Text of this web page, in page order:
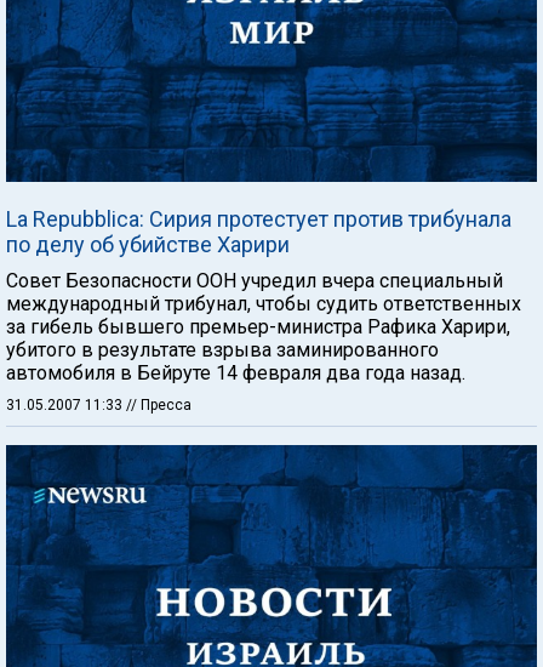
La Repubblica: Сирия протестует против трибунала
по делу об убийстве Харири
Совет Безопасности ООН учредил вчера специальный
международный трибунал, чтобы судить ответственных
за гибель бывшего премьер-министра Рафика Харири,
убитого в результате взрыва заминированного
автомобиля в Бейруте 14 февраля два года назад.
31.05.2007 11:33 // Пресса